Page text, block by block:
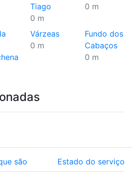
Tiago
0 m
0 m
Várzeas
0 m
Fundo dos
Cabaços
0 m
são Estado do serviço